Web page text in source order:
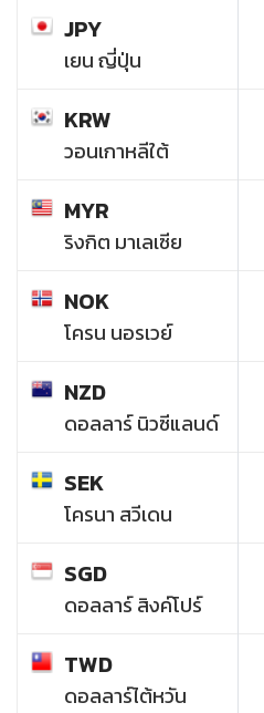
JPY
เยน ญี่ปุ่น
KRW
วอนเกาหลีใต้
MYR
ริงกิต มาเลเซีย
NOK
โครน นอรเวย์
NZD
ดอลลาร์ นิวซีแลนด์
SEK
โครนา สวีเดน
SGD
ดอลลาร์ สิงค์โปร์
TWD
ดอลลาร์ไต้หวัน